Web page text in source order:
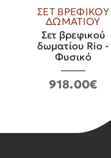
ΣΕΤ ΒΡΕΦΙΚΟΥ
ΔΩΜΑΤΙΟΥ
Σετ βρεφικού
δωματίου Rio -
Φυσικό
918.00€